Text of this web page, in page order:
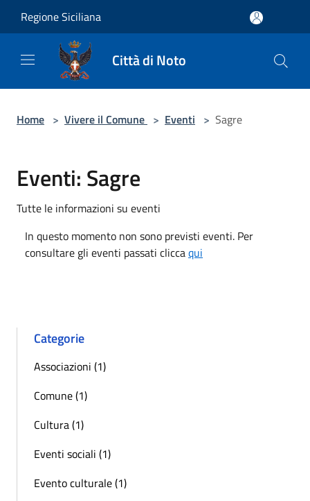
Regione Siciliana
Città di Noto
Home > Vivere il Comune > Eventi > Sagre
Eventi: Sagre
Tutte le informazioni su eventi
In questo momento non sono previsti eventi. Per
consultare gli eventi passati cliccaqui
Categorie
Associazioni (1)
Comune (1)
Cultura (1)
Eventi sociali (1)
Evento culturale (1)